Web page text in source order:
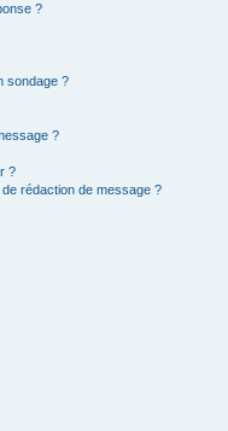
?
sondage ?
?
?
rédaction de message ?